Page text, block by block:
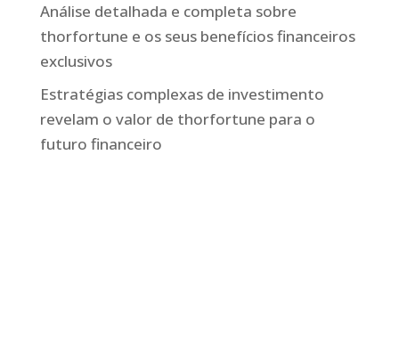
Análise detalhada e completa sobre
thorfortune e os seus benefícios financeiros
exclusivos
Estratégias complexas de investimento
revelam o valor de thorfortune para o
futuro financeiro